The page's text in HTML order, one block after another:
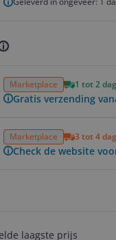
Marketplace 1 tot 2
Gratis verzending
Marketplace 3 tot 4
Check de website
laagste prijs